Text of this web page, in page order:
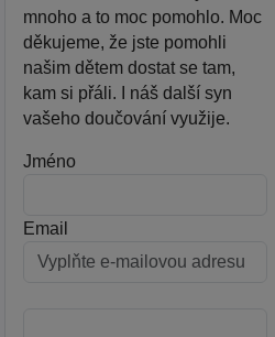
mnoho a to moc pomohlo. Moc
děkujeme, že jste pomohli
našim dětem dostat se tam,
kam si přáli. I náš další syn
vašeho doučování využije.
Jméno
Email